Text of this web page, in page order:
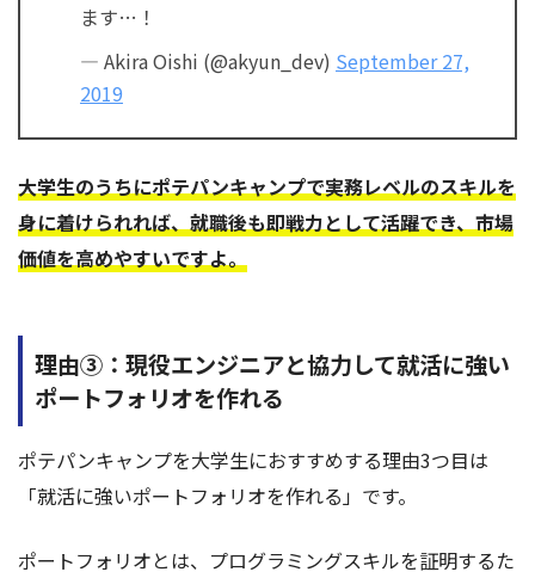
ます…！
— Akira Oishi (@akyun_dev) September 27,
2019
大学生のうちにポテパンキャンプで実務レベルのスキルを
身に着けられれば、就職後も即戦力として活躍でき、市場
価値を高めやすいですよ。
理由③：現役エンジニアと協力して就活に強い
ポートフォリオを作れる
ポテパンキャンプを大学生におすすめする理由3つ目は
「就活に強いポートフォリオを作れる」です。
ポートフォリオとは、プログラミングスキルを証明するた